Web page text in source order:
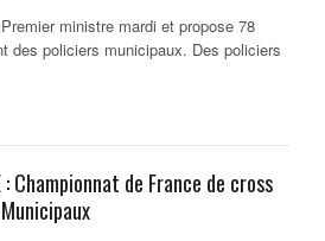
ministre mardi et propose 78
des policiers municipaux. Des policiers
: Championnat de France de cross